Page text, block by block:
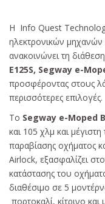
Η Info Quest
ηλεκτρονικών
ανακοινώνει τη
E125S, Segway e-
προσφέροντας στους
περισσότερες επιλογές.
Το Segway e-Moped
και 105 χλμ και
παραβίασης οχήματος
Airlock, εξασφαλίζει
κατάστασης του
διαθέσιμο σε 5
πορτοκαλί, κίτρινο και